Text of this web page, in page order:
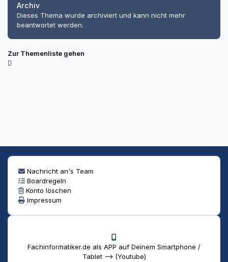
Archiv
Dieses Thema wurde archiviert und kann nicht mehr
beantwortet werden.
Zur Themenliste gehen
Nachricht an's Team
Boardregeln
Konto löschen
Impressum
Fachinformatiker.de als APP auf Deinem Smartphone /
Tablet --> (Youtube)